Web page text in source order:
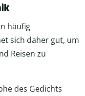
häufig
sich daher gut, um
Reisen zu
des Gedichts